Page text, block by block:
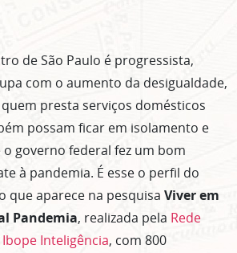
de São Paulo é progressista,
com o aumento da desigualdade,
presta serviços domésticos
possam ficar em isolamento e
governo federal fez um bom
à pandemia. É esse o perfil do
que aparece na pesquisa Viver em
Pandemia, realizada pela Rede
Inteligência, com 800